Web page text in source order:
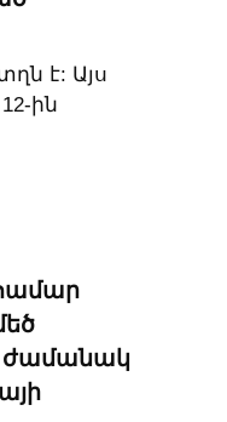
է: Այս
ին
ժամանակ